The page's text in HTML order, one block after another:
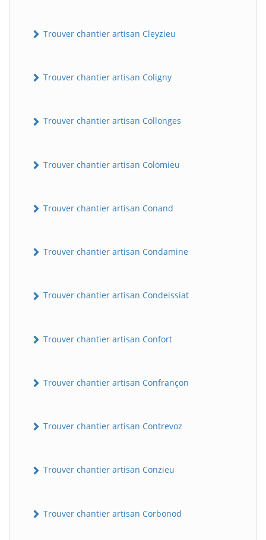
Trouver chantier artisan Cleyzieu
Trouver chantier artisan Coligny
Trouver chantier artisan Collonges
Trouver chantier artisan Colomieu
Trouver chantier artisan Conand
Trouver chantier artisan Condamine
Trouver chantier artisan Condeissiat
Trouver chantier artisan Confort
Trouver chantier artisan Confrançon
Trouver chantier artisan Contrevoz
Trouver chantier artisan Conzieu
Trouver chantier artisan Corbonod
B Assistant en ligne